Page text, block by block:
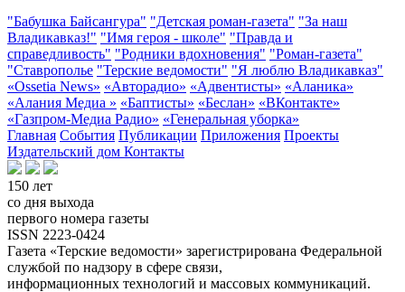
"Бабушка Байсангура" "Детская роман-газета" "За наш
Владикавказ!" "Имя героя - школе" "Правда и
справедливость" "Родники вдохновения" "Роман-газета"
"Ставрополье "Терские ведомости" "Я люблю Владикавказ"
«Ossetia News» «Авторадио» «Адвентисты» «Аланика»
«Алания Медиа » «Баптисты» «Беслан» «ВКонтакте»
«Газпром-Медиа Радио» «Генеральная уборка»
Главная События Публикации Приложения Проекты
Издательский дом Контакты
150 лет
со дня выхода
первого номера газеты
ISSN 2223-0424
Газета «Терские ведомости» зарегистрирована Федеральной
службой по надзору в сфере связи,
информационных технологий и массовых коммуникаций.